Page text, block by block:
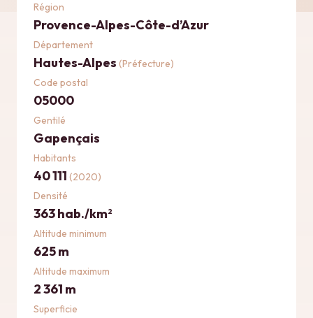
Région
Provence-Alpes-Côte-d’Azur
Département
Hautes-Alpes (Préfecture)
Code postal
05000
Gentilé
Gapençais
Habitants
40 111 (2020)
Densité
363 hab./km2
Altitude minimum
625 m
Altitude maximum
2 361 m
Superficie